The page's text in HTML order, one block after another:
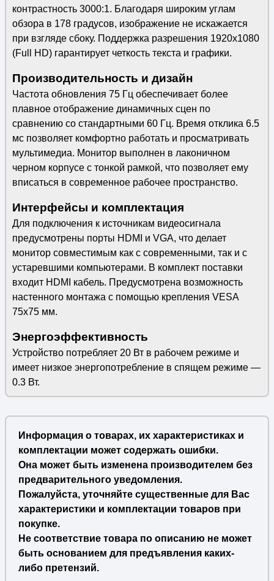
контрастность 3000:1. Благодаря широким углам
обзора в 178 градусов, изображение не искажается
при взгляде сбоку. Поддержка разрешения 1920x1080
(Full HD) гарантирует четкость текста и графики.
Производительность и дизайн
Частота обновления 75 Гц обеспечивает более
плавное отображение динамичных сцен по
сравнению со стандартными 60 Гц. Время отклика 6.5
мс позволяет комфортно работать и просматривать
мультимедиа. Монитор выполнен в лаконичном
черном корпусе с тонкой рамкой, что позволяет ему
вписаться в современное рабочее пространство.
Интерфейсы и комплектация
Для подключения к источникам видеосигнала
предусмотрены порты HDMI и VGA, что делает
монитор совместимым как с современными, так и с
устаревшими компьютерами. В комплект поставки
входит HDMI кабель. Предусмотрена возможность
настенного монтажа с помощью крепления VESA
75x75 мм.
Энергоэффективность
Устройство потребляет 20 Вт в рабочем режиме и
имеет низкое энергопотребление в спящем режиме —
0.3 Вт.
Информация о товарах, их характеристиках и
комплектации может содержать ошибки.
Она может быть изменена производителем без
предварительного уведомления.
Пожалуйста, уточняйте существенные для Вас
характеристики и комплектации товаров при
покупке.
Не соответствие товара по описанию не может
быть основанием для предъявления каких-
либо претензий.